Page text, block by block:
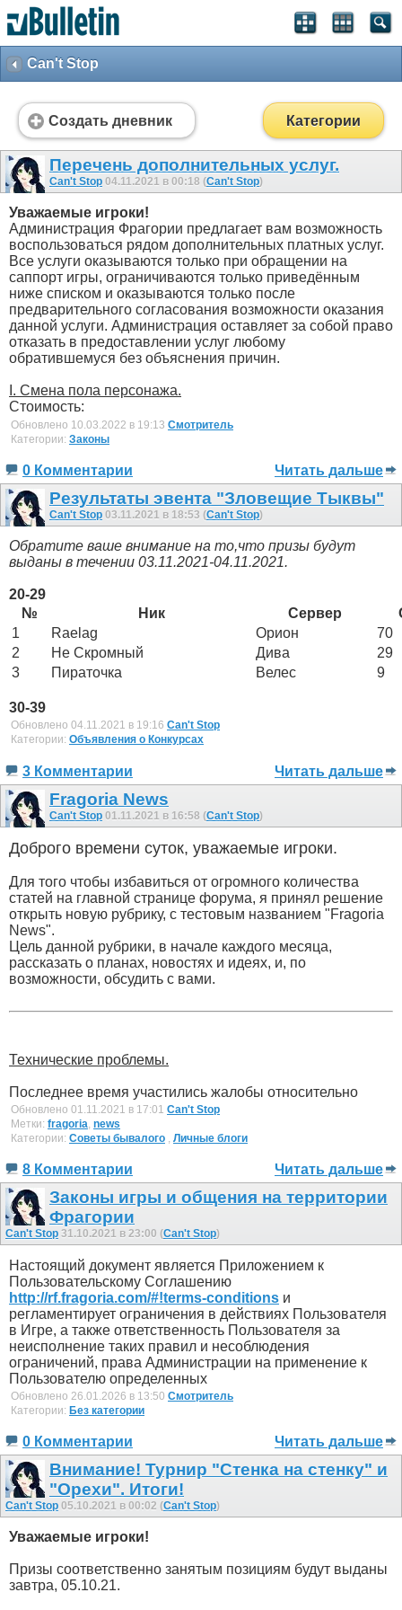
Can't Stop
Создать дневник Категории
Перечень дополнительных услуг.
Can't Stop 04.11.2021 в 00:18 (Can't Stop)
Уважаемые игроки!
Администрация Фрагории предлагает вам возможность
воспользоваться рядом дополнительных платных услуг.
Все услуги оказываются только при обращении на
саппорт игры, ограничиваются только приведённым
ниже списком и оказываются только после
предварительного согласования возможности оказания
данной услуги. Администрация оставляет за собой право
отказать в предоставлении услуг любому
обратившемуся без объяснения причин.
I. Смена пола персонажа.
Стоимость:
Обновлено 10.03.2022 в 19:13 Смотритель
Категории: Законы
0 Комментарии Читать дальше
Результаты эвента "Зловещие Тыквы"
Can't Stop 03.11.2021 в 18:53 (Can't Stop)
Обратите ваше внимание на то,что призы будут
выданы в течении 03.11.2021-04.11.2021.
20-29
№
Ник Сервер
1
Raelag Орион
70
2
Не Скромный Дива
29
3
Пираточка Велес 9
30-39
Обновлено 04.11.2021 в 19:16 Can't Stop
Категории: Объявления о Конкурсах
3 Комментарии Читать дальше
Fragoria News
Can't Stop 01.11.2021 в 16:58 (Can't Stop)
Доброго времени суток, уважаемые игроки.
Для того чтобы избавиться от огромного количества
статей на главной странице форума, я принял решение
открыть новую рубрику, с тестовым названием "Fragoria
News".
Цель данной рубрики, в начале каждого месяца,
рассказать о планах, новостях и идеях, и, по
возможности, обсудить с вами.
Технические проблемы.
Последнее время участились жалобы относительно
Обновлено 01.11.2021 в 17:01 Can't Stop
Метки: fragoria, news
Категории: Советы бывалого , Личные блоги
8 Комментарии Читать дальше
Законы игры и общения на территории
Фрагории
Can't Stop 31.10.2021 в 23:00 (Can't Stop)
Настоящий документ является Приложением к
Пользовательскому Соглашению
http://rf.fragoria.com/#!terms-conditions и
регламентирует ограничения в действиях Пользователя
в Игре, а также ответственность Пользователя за
неисполнение таких правил и несоблюдения
ограничений, права Администрации на применение к
Пользователю определенных
Обновлено 26.01.2026 в 13:50 Смотритель
Категории: Без категории
0 Комментарии Читать дальше
Внимание! Турнир "Стенка на стенку" и
"Орехи". Итоги!
Can't Stop 05.10.2021 в 00:02 (Can't Stop)
Уважаемые игроки!
Призы соответственно занятым позициям будут выданы
завтра, 05.10.21.